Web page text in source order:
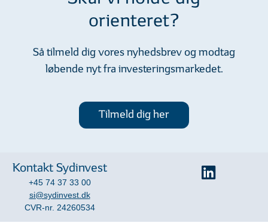
orienteret?
Så tilmeld dig vores nyhedsbrev og modtag
løbende nyt fra investeringsmarkedet.
Tilmeld dig her
Kontakt Sydinvest
+45 74 37 33 00
si@sydinvest.dk
CVR-nr. 24260534